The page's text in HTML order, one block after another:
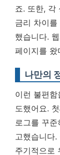
죠. 또한, 각
금리 차이
했습니다.
페이지를 왔
나만의
이런 불편
도했어요.
로그를 꾸
고했습니다
주기적으로